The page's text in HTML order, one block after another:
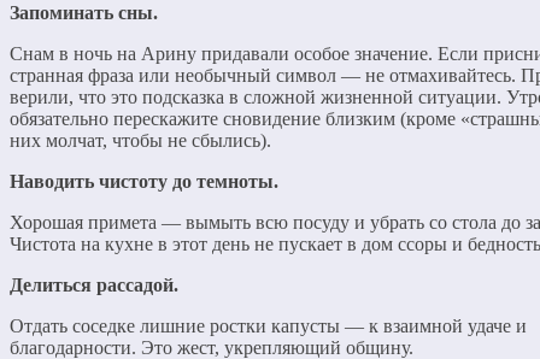
Запоминать сны.
Снам в ночь на Арину придавали особое значение. Если
странная фраза или необычный символ — не отмахивайтесь.
верили, что это подсказка в сложной жизненной ситуации.
обязательно перескажите сновидение близким (кроме
них молчат, чтобы не сбылись).
Наводить чистоту до темноты.
Хорошая примета — вымыть всю посуду и убрать со стола до
Чистота на кухне в этот день не пускает в дом ссоры и
Делиться рассадой.
Отдать соседке лишние ростки капусты — к взаимной удаче и
благодарности. Это жест, укрепляющий общину.